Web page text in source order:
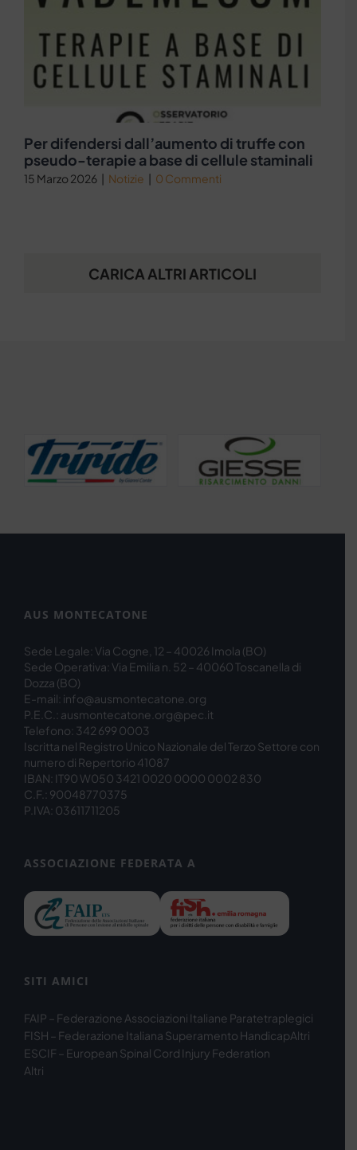
Per difendersi dall’aumento di truffe con
pseudo-terapie a base di cellule staminali
15 Marzo 2026 | Notizie | 0 Commenti
CARICA ALTRI ARTICOLI
AUS MONTECATONE
Sede Legale: Via Cogne, 12 – 40026 Imola (BO)
Sede Operativa: Via Emilia n. 52 – 40060 Toscanella di
Dozza (BO)
E-mail: info@ausmontecatone.org
P.E.C.: ausmontecatone.org@pec.it
Telefono: 342 699 0003
Iscritta nel Registro Unico Nazionale del Terzo Settore con
numero di Repertorio 41087
IBAN: IT90 W050 3421 0020 0000 0002 830
C.F.: 90048770375
P.IVA: 03611711205
ASSOCIAZIONE FEDERATA A
SITI AMICI
FAIP – Federazione Associazioni Italiane Paratetraplegici
FISH – Federazione Italiana Superamento HandicapAltri
ESCIF – European Spinal Cord Injury Federation
Altri